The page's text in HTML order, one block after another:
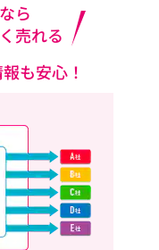
ら
売れる
も安心！